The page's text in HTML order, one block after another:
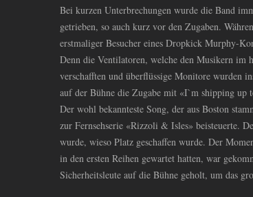
Bei kurzen Unterbrechungen wurde die Band
getrieben, so auch kurz vor den Zugaben.
erstmaliger Besucher eines Dropkick Murphy-
Denn die Ventilatoren, welche den Musikern im
verschafften und überflüssige Monitore wurden
auf der Bühne die Zugabe mit «I`m shipping up
Der wohl bekannteste Song, der aus Boston
zur Fernsehserie «Rizzoli & Isles» beisteuerte.
wurde, wieso Platz geschaffen wurde. Der
in den ersten Reihen gewartet hatten, war
Sicherheitsleute auf die Bühne geholt, um das